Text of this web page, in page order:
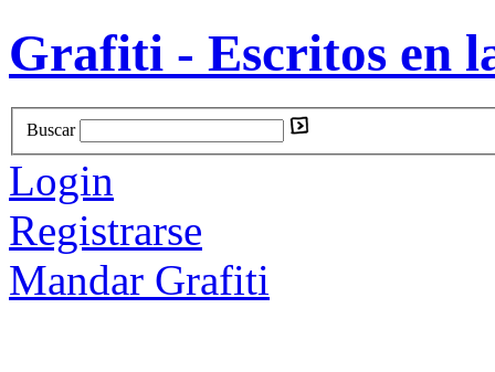
Grafiti - Escritos en
Buscar
Login
Registrarse
Mandar Grafiti